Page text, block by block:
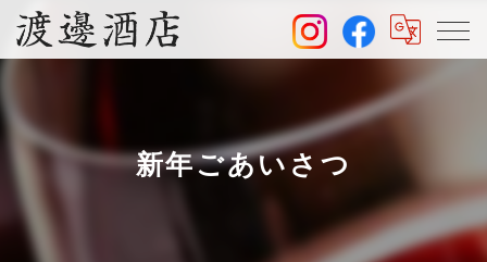
新年ごあいさつ